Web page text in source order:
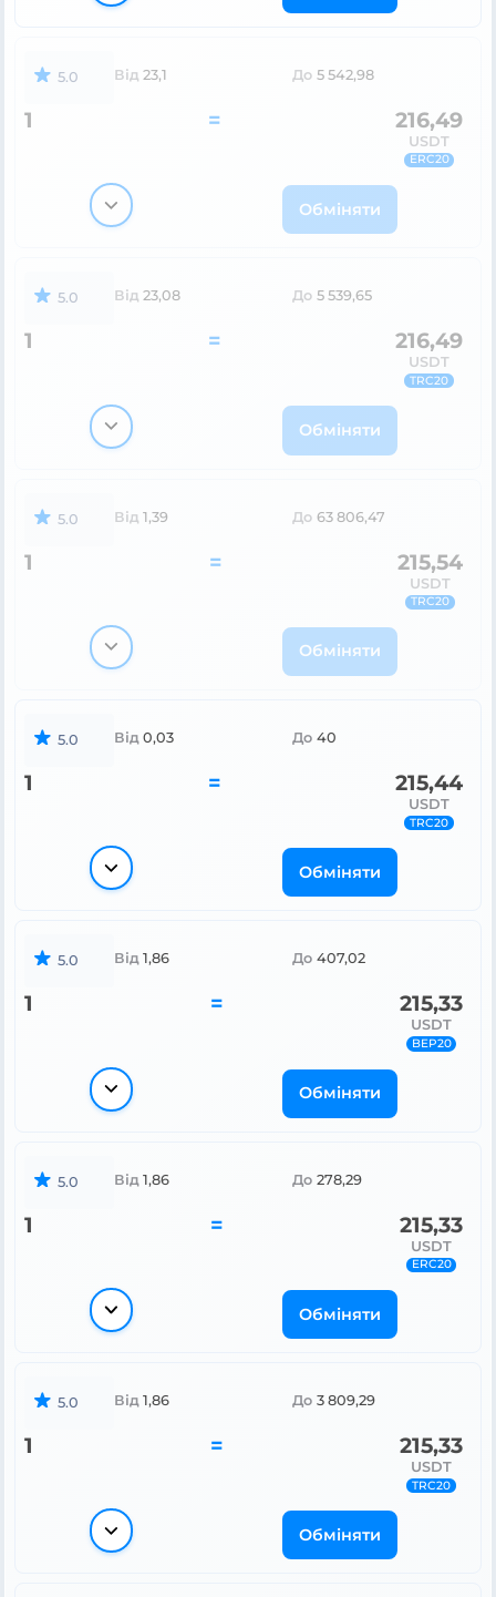
5.0 Від 23,1 До 5 542,98
1 = 216,49
USDT
ERC20
Обміняти
5.0 Від 23,08 До 5 539,65
1 = 216,49
USDT
TRC20
Обміняти
5.0 Від 1,39 До 63 806,47
1 = 215,54
USDT
TRC20
Обміняти
5.0 Від 0,03 До 40
1 = 215,44
USDT
TRC20
Обміняти
5.0 Від 1,86 До 407,02
1 = 215,33
USDT
BEP20
Обміняти
5.0 Від 1,86 До 278,29
1 = 215,33
USDT
ERC20
Обміняти
5.0 Від 1,86 До 3 809,29
1 = 215,33
USDT
TRC20
Обміняти